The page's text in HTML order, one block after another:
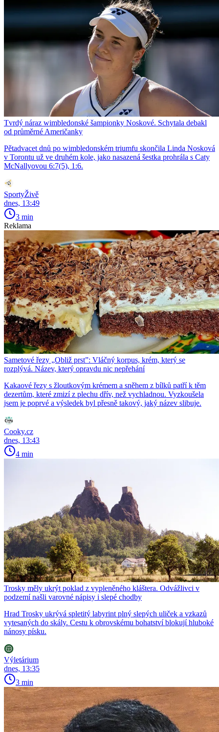
Tvrdý náraz wimbledonské šampionky Noskové. Schytala debakl
od průměrné Američanky
Pětadvacet dnů po wimbledonském triumfu skončila Linda Nosková
v Torontu už ve druhém kole, jako nasazená šestka prohrála s Caty
McNallyovou 6:7(5), 1:6.
SportyŽivě
dnes, 13:49
3 min
Reklama
Sametové řezy „Obliž prst”: Vláčný korpus, krém, který se
rozplývá. Název, který opravdu nic nepřehání
Kakaové řezy s žloutkovým krémem a sněhem z bílků patří k těm
dezertům, které zmizí z plechu dřív, než vychladnou. Vyzkoušela
jsem je poprvé a výsledek byl přesně takový, jaký název slibuje.
Cooky.cz
dnes, 13:43
4 min
Trosky měly ukrýt poklad z vypleněného kláštera. Odvážlivci v
podzemí našli varovné nápisy i slepé chodby
Hrad Trosky ukrývá spletitý labyrint plný slepých uliček a vzkazů
vytesaných do skály. Cestu k obrovskému bohatství blokují hluboké
nánosy písku.
Výletárium
dnes, 13:35
3 min